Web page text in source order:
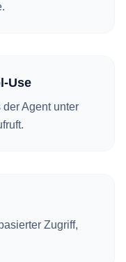
Use
Agent unter
Zugriff,